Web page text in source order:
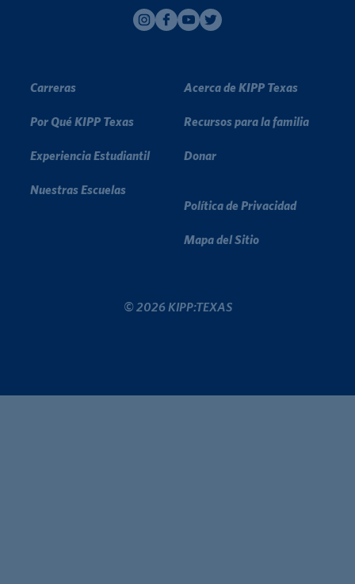
Carreras
Por Qué KIPP Texas
Experiencia Estudiantil
Nuestras Escuelas
Acerca de KIPP Texas
Recursos para la familia
Donar
Política de Privacidad
Mapa del Sitio
© 2026 KIPP:TEXAS